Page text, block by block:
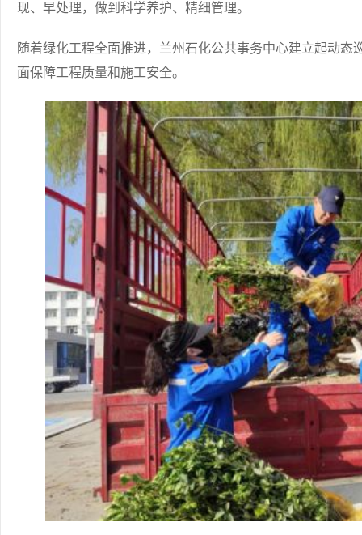
现、早处理，做到科学养护、精细管理。
随着绿化工程全面推进，兰州石化公共事务中心建立起动态
面保障工程质量和施工安全。